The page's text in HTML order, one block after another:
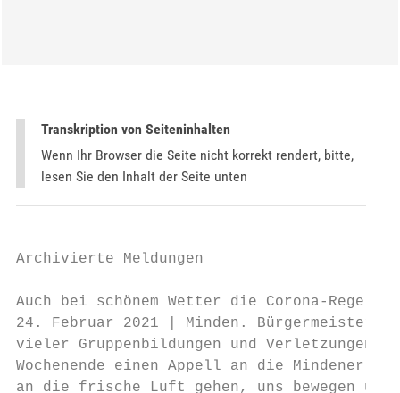
Transkription von Seiteninhalten
Wenn Ihr Browser die Seite nicht korrekt rendert, bitte,
lesen Sie den Inhalt der Seite unten
Archivierte Meldungen
Auch bei schönem Wetter die Corona-Regeln
24. Februar 2021 | Minden. Bürgermeister
vieler Gruppenbildungen und Verletzungen
Wochenende einen Appell an die
an die frische Luft gehen, uns bewegen und